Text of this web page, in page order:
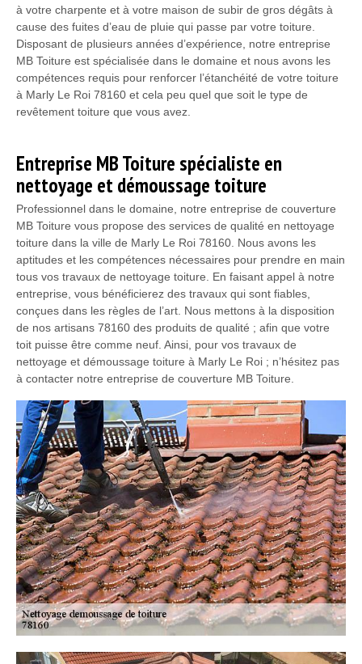
à votre charpente et à votre maison de subir de gros dégâts à
cause des fuites d’eau de pluie qui passe par votre toiture.
Disposant de plusieurs années d’expérience, notre entreprise
MB Toiture est spécialisée dans le domaine et nous avons les
compétences requis pour renforcer l’étanchéité de votre toiture
à Marly Le Roi 78160 et cela peu quel que soit le type de
revêtement toiture que vous avez.
Entreprise MB Toiture spécialiste en
nettoyage et démoussage toiture
Professionnel dans le domaine, notre entreprise de couverture
MB Toiture vous propose des services de qualité en nettoyage
toiture dans la ville de Marly Le Roi 78160. Nous avons les
aptitudes et les compétences nécessaires pour prendre en main
tous vos travaux de nettoyage toiture. En faisant appel à notre
entreprise, vous bénéficierez des travaux qui sont fiables,
conçues dans les règles de l’art. Nous mettons à la disposition
de nos artisans 78160 des produits de qualité ; afin que votre
toit puisse être comme neuf. Ainsi, pour vos travaux de
nettoyage et démoussage toiture à Marly Le Roi ; n’hésitez pas
à contacter notre entreprise de couverture MB Toiture.